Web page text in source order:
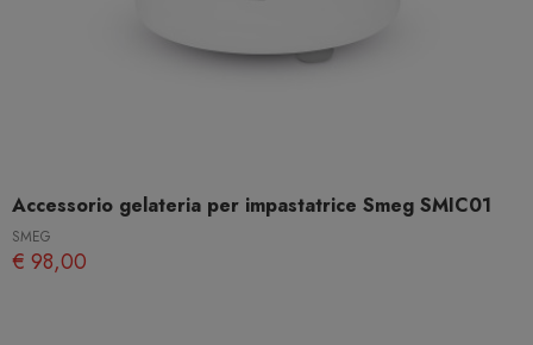
Accessorio gelateria per impastatrice Smeg SMIC01
SMEG
€ 98,00